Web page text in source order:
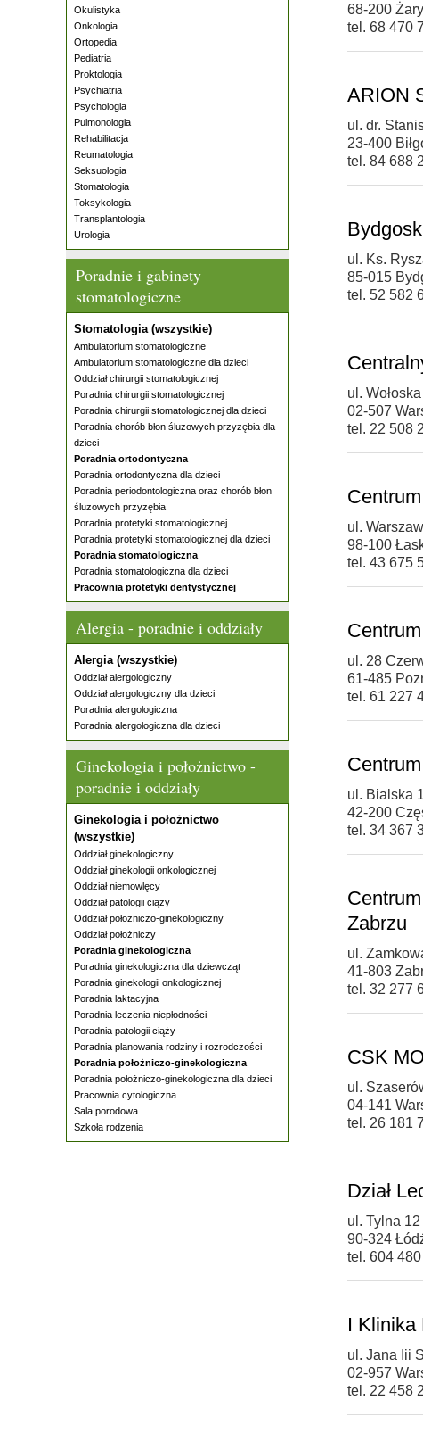
Okulistyka
Onkologia
Ortopedia
Pediatria
Proktologia
Psychiatria
Psychologia
Pulmonologia
Rehabilitacja
Reumatologia
Seksuologia
Stomatologia
Toksykologia
Transplantologia
Urologia
Poradnie i gabinety
stomatologiczne
Stomatologia (wszystkie)
Ambulatorium stomatologiczne
Ambulatorium stomatologiczne dla dzieci
Oddział chirurgii stomatologicznej
Poradnia chirurgii stomatologicznej
Poradnia chirurgii stomatologicznej dla dzieci
Poradnia chorób błon śluzowych przyzębia dla
dzieci
Poradnia ortodontyczna
Poradnia ortodontyczna dla dzieci
Poradnia periodontologiczna oraz chorób błon
śluzowych przyzębia
Poradnia protetyki stomatologicznej
Poradnia protetyki stomatologicznej dla dzieci
Poradnia stomatologiczna
Poradnia stomatologiczna dla dzieci
Pracownia protetyki dentystycznej
Alergia - poradnie i oddziały
Alergia (wszystkie)
Oddział alergologiczny
Oddział alergologiczny dla dzieci
Poradnia alergologiczna
Poradnia alergologiczna dla dzieci
Ginekologia i położnictwo -
poradnie i oddziały
Ginekologia i położnictwo
(wszystkie)
Oddział ginekologiczny
Oddział ginekologii onkologicznej
Oddział niemowlęcy
Oddział patologii ciąży
Oddział położniczo-ginekologiczny
Oddział położniczy
Poradnia ginekologiczna
Poradnia ginekologiczna dla dziewcząt
Poradnia ginekologii onkologicznej
Poradnia laktacyjna
Poradnia leczenia niepłodności
Poradnia patologii ciąży
Poradnia planowania rodziny i rozrodczości
Poradnia położniczo-ginekologiczna
Poradnia położniczo-ginekologiczna dla dzieci
Pracownia cytologiczna
Sala porodowa
Szkoła rodzenia
68-200 Żary
tel. 68 470
ARION
ul. dr.
23-400
tel. 84 688
ul. Ks.
85-015
tel. 52 582
ul.
02-507
tel. 22 508
ul.
98-100
tel. 43 675
ul. 28
61-485
tel. 61 227
ul. Bialska
42-200
tel. 34 367
Zabrzu
ul.
41-803
tel. 32 277
CSK
ul.
04-141
tel. 26 181
Dział
ul. Tylna 12
90-324
tel. 604
I Klinika
ul. Jana Iii
02-957
tel. 22 458